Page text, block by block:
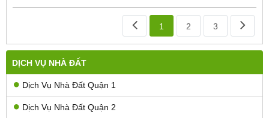
DỊCH VỤ NHÀ ĐẤT
Dịch Vụ Nhà Đất Quận 1
Dịch Vụ Nhà Đất Quận 2
1 2 3